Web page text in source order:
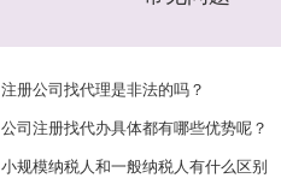
注册公司找代理是非法的吗？
公司注册找代办具体都有哪些优势呢？
小规模纳税人和一般纳税人有什么区别